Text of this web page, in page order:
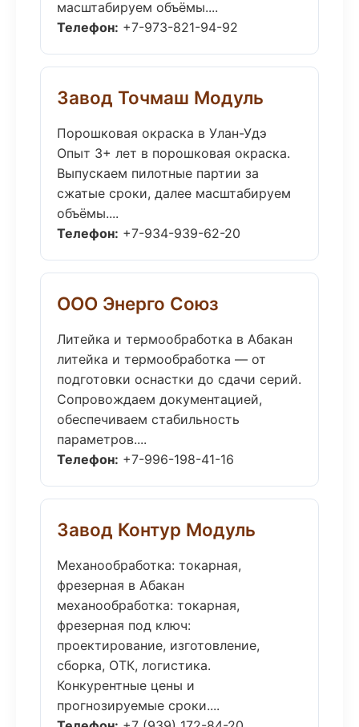
масштабируем объёмы....
Телефон: +7-973-821-94-92
Завод Точмаш Модуль
Порошковая окраска в Улан-Удэ
Опыт 3+ лет в порошковая окраска.
Выпускаем пилотные партии за
сжатые сроки, далее масштабируем
объёмы....
Телефон: +7-934-939-62-20
ООО Энерго Союз
Литейка и термообработка в Абакан
литейка и термообработка — от
подготовки оснастки до сдачи серий.
Сопровождаем документацией,
обеспечиваем стабильность
параметров....
Телефон: +7-996-198-41-16
Завод Контур Модуль
Механообработка: токарная,
фрезерная в Абакан
механообработка: токарная,
фрезерная под ключ:
проектирование, изготовление,
сборка, ОТК, логистика.
Конкурентные цены и
прогнозируемые сроки....